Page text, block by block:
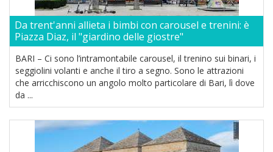
Da trent'anni allieta i bimbi con carousel e trenini: è
Piazza Diaz, il "giardino delle giostre"
BARI – Ci sono l’intramontabile carousel, il trenino sui binari, i
seggiolini volanti e anche il tiro a segno. Sono le attrazioni
che arricchiscono un angolo molto particolare di Bari, lì dove
da ...